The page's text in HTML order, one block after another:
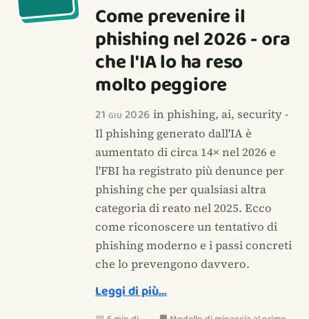
Come prevenire il
phishing nel 2026 - ora
che l'IA lo ha reso
molto peggiore
21 giu 2026 in phishing, ai, security -
Il phishing generato dall'IA è
aumentato di circa 14× nel 2026 e
l'FBI ha registrato più denunce per
phishing che per qualsiasi altra
categoria di reato nel 2025. Ecco
come riconoscere un tentativo di
phishing moderno e i passi concreti
che lo prevengono davvero.
Leggi di più…